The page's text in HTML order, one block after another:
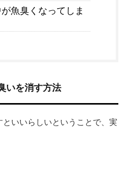
魚臭くなってしま
いを消す方法
いいらしいということで、実